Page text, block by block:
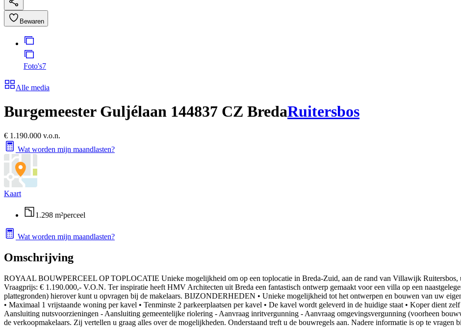
Bewaren
Foto's7
Alle media
Burgemeester Guljélaan 144837 CZ BredaRuitersbos
€ 1.190.000 v.o.n.
Wat worden mijn maandlasten?
Kaart
1.298 m²perceel
Wat worden mijn maandlasten?
Omschrijving
ROYAAL BOUWPERCEEL OP TOPLOCATIE Unieke mogelijkheid om op een toplocatie in Breda-Zuid, aan de rand van Villawijk Ruitersbos,
Vraagprijs: € 1.190.000,- V.O.N. Ter inspiratie heeft HMV Architecten uit Breda een fantastisch ontwerp gemaakt voor een villa op een
plattegronden) hierover kunt u opvragen bij de makelaars. BIJZONDERHEDEN • Unieke mogelijkheid tot het ontwerpen en bouwen van uw
• Maximaal 1 vrijstaande woning per kavel • Tenminste 2 parkeerplaatsen per kavel • De kavel wordt geleverd in de huidige staat • Koper dient
Aansluiting nutsvoorzieningen - Aansluiting gemeentelijke riolering - Aanvraag inritvergunning - Aanvraag omgevingsvergunning (voorheen
de verkoopmakelaars. Zij vertellen u graag alles over de mogelijkheden. Onderstaand treft u de bouwregels aan. Nadere informatie is op te